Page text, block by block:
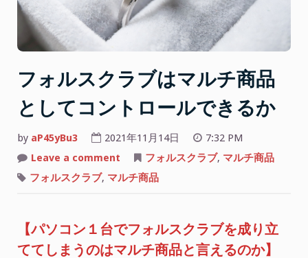
を
扱
い
る
の
フォルスクラブはマルチ商品
としてコントロールできるか
by aP45yBu3 2021年11月14日
7:32 PM
Leave a comment
ォ
ル
ブ
は
マ
ル
フォルスクラブ, マルチ商品
フォルスクラブ, マルチ商品
【パソコン１台でフォルスクラブを成り立
ててしまうのはマルチ商品と言えるのか】